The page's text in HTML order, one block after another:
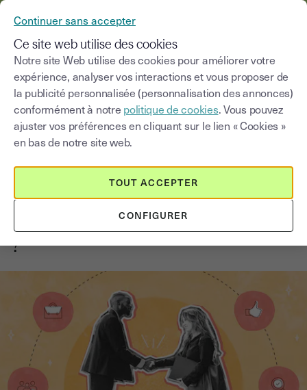
Blog
Choisir une catégorie Saisissez un terme
Comment construire une
politique de recrutement efficace
?
Continuer sans accepter
Ce site web utilise des cookies
Notre site Web utilise des cookies pour améliorer votre
expérience, analyser vos interactions et vous proposer de
la publicité personnalisée (personnalisation des annonces)
conformément à notre politique de cookies. Vous pouvez
ajuster vos préférences en cliquant sur le lien « Cookies »
en bas de notre site web.
CONFIGURER
TOUT ACCEPTER